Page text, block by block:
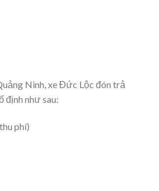
Ninh, xe Đức Lộc đón trả
định như sau:
phí)